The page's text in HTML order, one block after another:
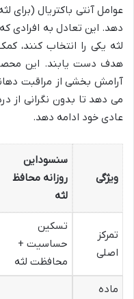
عوامل آنتی باکتریال (برای
دهد. این تعادل به افرادی
لثه یکی را انتخاب کنند،
هدف دست یابند. این
آرامش بخشی از مراقبت
می دهد تا بدون نگرانی از
عادی خود ادامه دهد.
ویژگی
سنسوداین
روزانه محافظ
لثه
تمرکز
اصلی
تسکین
حساسیت +
محافظت لثه
ماده